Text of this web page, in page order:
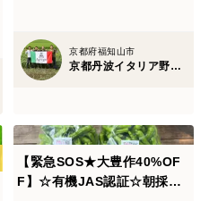
京都府福知山市
京都丹波イタリア野菜 アグリージョ Agri-Gio
【緊急SOS★大豊作40%OF
F】☆有機JAS認証☆朝採れ